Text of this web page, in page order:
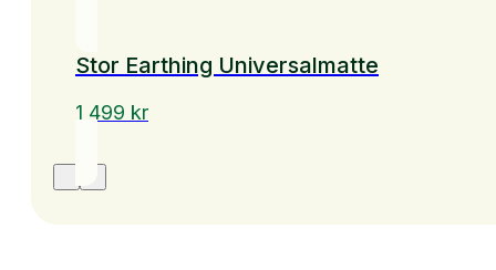
Stor Earthing Universalmatte
1 499 kr